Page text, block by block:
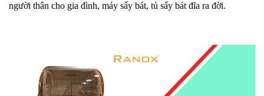
người thân cho gia đình, máy sấy bát, tủ sấy bát đĩa ra đời.